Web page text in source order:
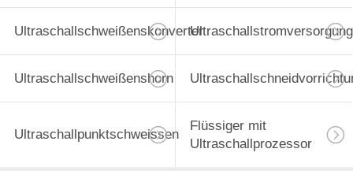
UltraschallschweißenskonverterUltraschallstromversorgung
Ultraschallschweißenshorn
Ultraschallpunktschweissen
Flüssiger mit
Ultraschallprozessor